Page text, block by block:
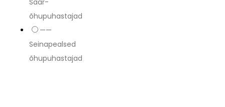
õhupuhastajad
——
Seinapealsed
õhupuhastajad